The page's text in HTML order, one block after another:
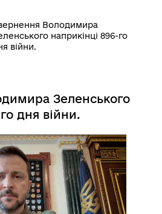
Володимира
наприкінці 896-го
війни.
Зеленського
дня війни.